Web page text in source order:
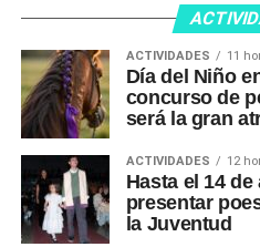
ACTIVIDADES 11
Día del Niño
concurso de
será la gran
ACTIVIDADES 12
Hasta el 14
presentar
la Juventud